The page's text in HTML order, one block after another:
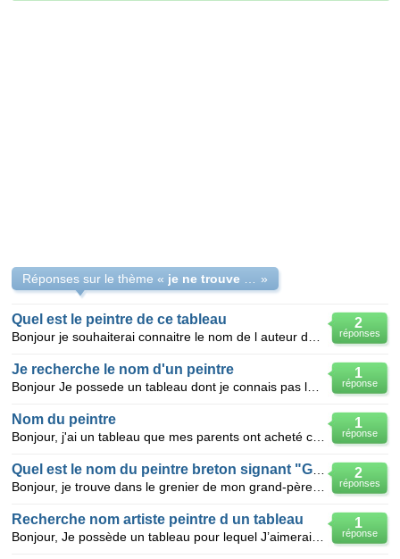
Réponses sur le thème « »
2
réponses
Quel est le peintre de ce tableau
1
réponse
Je recherche le nom d'un peintre
1
réponse
Nom du peintre
2
réponses
1
réponse
Recherche nom artiste peintre d un tableau